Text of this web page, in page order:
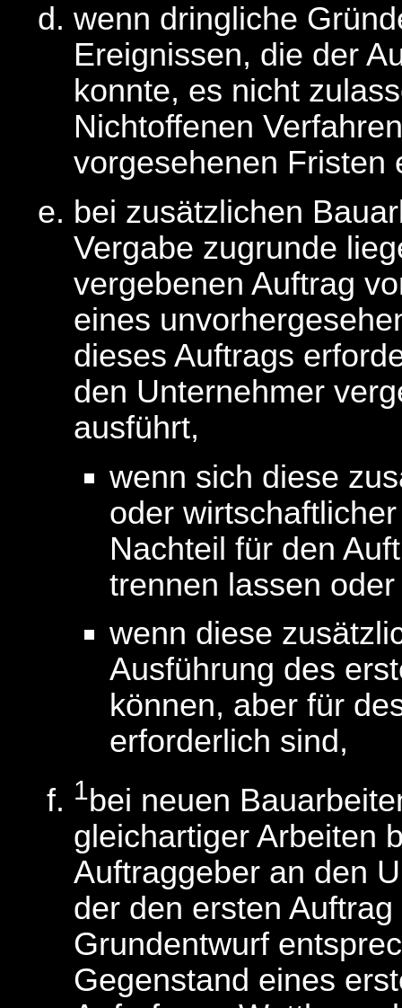
wenn dringliche
Ereignissen, die der
konnte, es nicht
Nichtoffenen
vorgesehenen Fristen
bei zusätzlichen
Vergabe zugrunde
vergebenen Auftrag
eines
dieses Auftrags
den Unternehmer
ausführt,
wenn sich diese
oder
Nachteil für den
trennen lassen oder
wenn diese
Ausführung des
können, aber für
erforderlich sind,
1bei neuen
gleichartiger Arbeiten
Auftraggeber an den
der den ersten
Grundentwurf
Gegenstand eines